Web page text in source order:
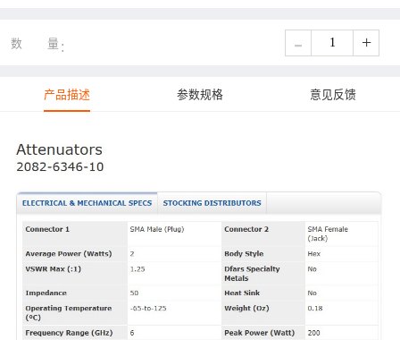
数量 - +
产品描述 参数规格 意见反馈